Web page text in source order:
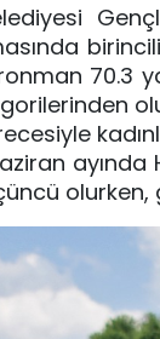
70.3
olurken,